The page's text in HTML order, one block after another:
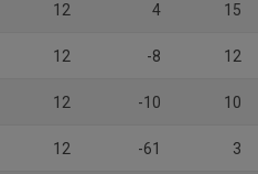
12 4 15
12 -8 12
12 -10 10
12 -61 3